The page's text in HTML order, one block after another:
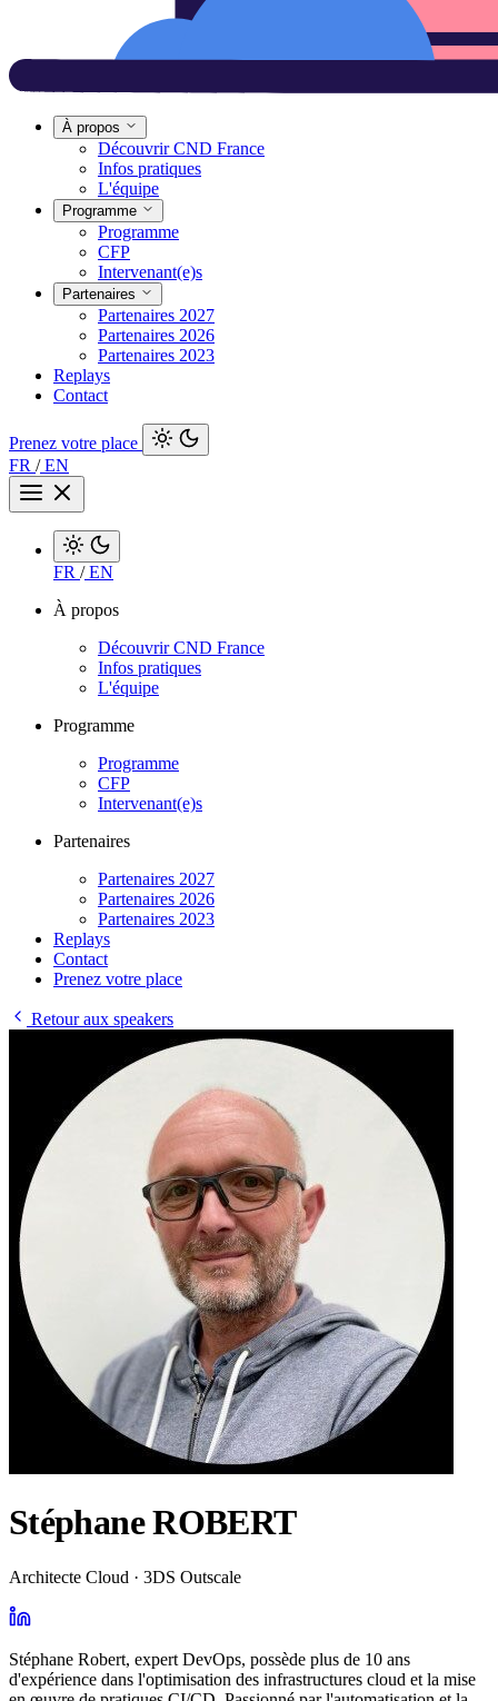
À propos
Découvrir CND France
Infos pratiques
L'équipe
Programme
Programme
CFP
Intervenant(e)s
Partenaires
Partenaires 2027
Partenaires 2026
Partenaires 2023
Replays
Contact
Prenez votre place
FR /EN
FR /EN
À propos
Découvrir CND France
Infos pratiques
L'équipe
Programme
Programme
CFP
Intervenant(e)s
Partenaires
Partenaires 2027
Partenaires 2026
Partenaires 2023
Replays
Contact
Prenez votre place
Retour aux speakers
Stéphane ROBERT
Architecte Cloud · 3DS Outscale
Stéphane Robert, expert DevOps, possède plus de 10 ans
d'expérience dans l'optimisation des infrastructures cloud et la mise